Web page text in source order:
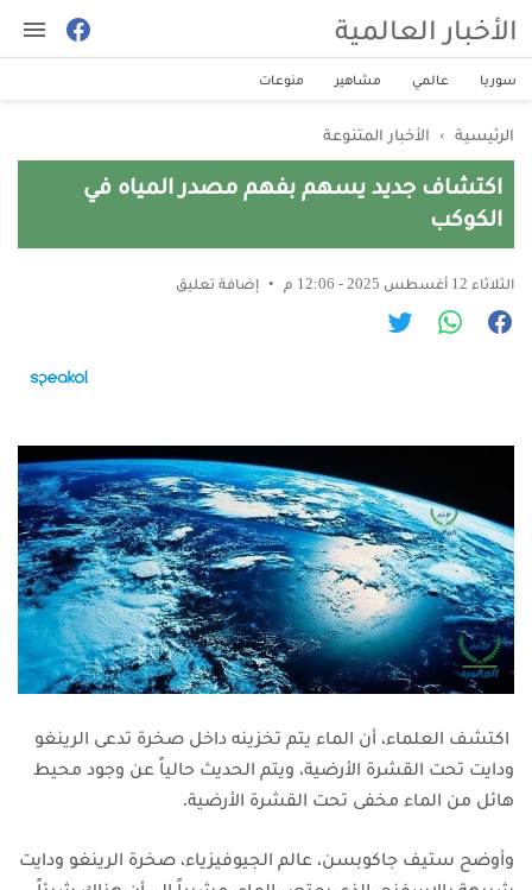
الأخبار العالمية
سوريا عالمي مشاهير منوعات
الرئيسية › الأخبار المتنوعة
اكتشاف جديد يسهم بفهم مصدر المياه في
الكوكب
الثلاثاء 12 أغسطس 2025 - 12:06 م إضافة تعليق
اكتشف العلماء، أن الماء يتم تخزينه داخل صخرة تدعى الرينغو
ودايت تحت القشرة الأرضية، ويتم الحديث حالياً عن وجود محيط
هائل من الماء مخفى تحت القشرة الأرضية.
وأوضح ستيف جاكوبسن، عالم الجيوفيزياء، صخرة الرينغو ودايت